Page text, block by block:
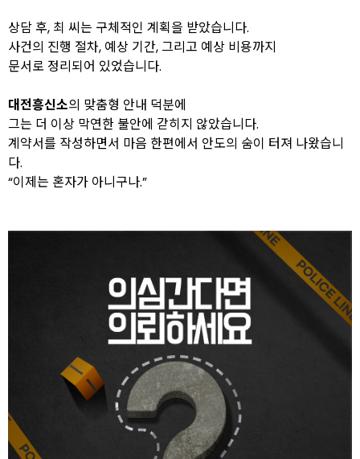
상담 후, 최 씨는 구체적인 계획을 받았습니다.
사건의 진행 절차, 예상 기간, 그리고 예상 비용까지
문서로 정리되어 있었습니다.
대전흥신소의 맞춤형 안내 덕분에
그는 더 이상 막연한 불안에 갇히지 않았습니다.
계약서를 작성하면서 마음 한편에서 안도의 숨이 터져 나왔습니
다.
“이제는 혼자가 아니구나.”